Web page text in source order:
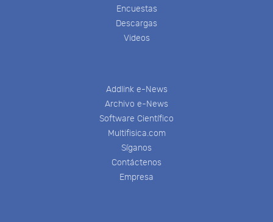
Encuestas
Descargas
Videos
Addlink e-News
Archivo e-News
Software Científico
Multifisica.com
Síganos
Contáctenos
Empresa